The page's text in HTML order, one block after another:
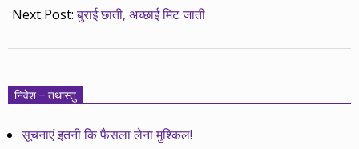
Next Post:बुराई छाती, अच्छाई मिट जाती
निवेश – तथास्तु
सूचनाएं इतनी कि फैसला लेना मुश्किल!